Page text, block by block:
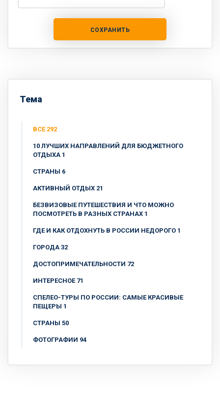
СОХРАНИТЬ
Тема
ВСЕ 292
10 ЛУЧШИХ НАПРАВЛЕНИЙ ДЛЯ БЮДЖЕТНОГО
ОТДЫХА 1
CТРАНЫ 6
АКТИВНЫЙ ОТДЫХ 21
БЕЗВИЗОВЫЕ ПУТЕШЕСТВИЯ И ЧТО МОЖНО
ПОСМОТРЕТЬ В РАЗНЫХ СТРАНАХ 1
ГДЕ И КАК ОТДОХНУТЬ В РОССИИ НЕДОРОГО 1
ГОРОДА 32
ДОСТОПРИМЕЧАТЕЛЬНОСТИ 72
ИНТЕРЕСНОЕ 71
СПЕЛЕО-ТУРЫ ПО РОССИИ: САМЫЕ КРАСИВЫЕ
ПЕЩЕРЫ 1
СТРАНЫ 50
ФОТОГРАФИИ 94